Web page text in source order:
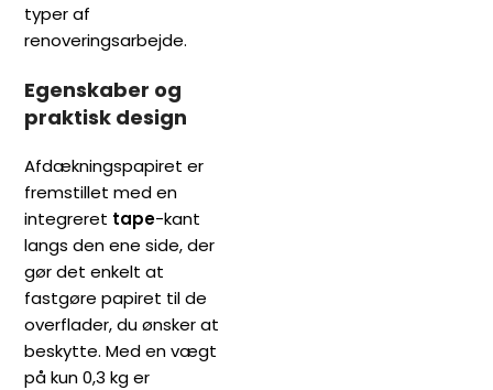
typer af
renoveringsarbejde.
Egenskaber og
praktisk design
Afdækningspapiret er
fremstillet med en
integreret tape-kant
langs den ene side, der
gør det enkelt at
fastgøre papiret til de
overflader, du ønsker at
beskytte. Med en vægt
på kun 0,3 kg er